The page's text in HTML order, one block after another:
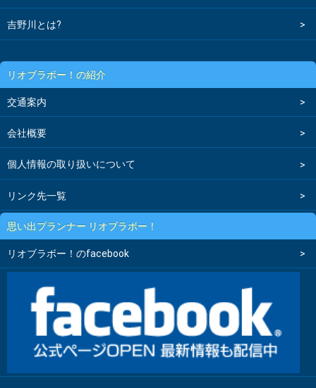
吉野川とは?
リオブラボー！の紹介
交通案内
会社概要
個人情報の取り扱いについて
リンク先一覧
思い出プランナー リオブラボー！
リオブラボー！のfacebook